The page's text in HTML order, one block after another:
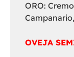
ORO:
OVEJA